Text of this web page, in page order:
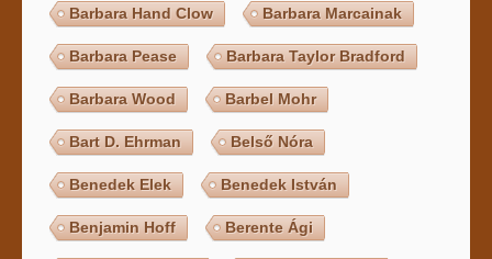
Barbara Hand Clow Barbara Marcainak
Barbara Pease Barbara Taylor Bradford
Barbara Wood Barbel Mohr
Bart D. Ehrman Belső Nóra
Benedek Elek Benedek István
Benjamin Hoff Berente Ági